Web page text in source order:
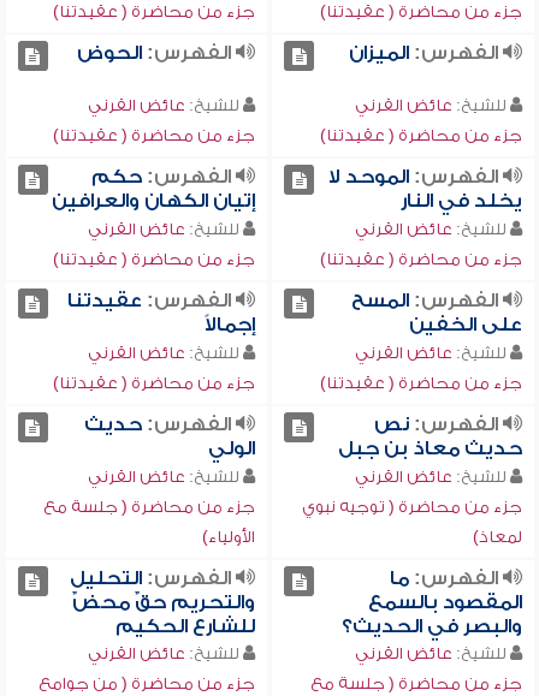
جزء من محاضرة ( عقيدتنا)
جزء من محاضرة ( عقيدتنا)
الفهرس:الميزان
للشيخ: عائض القرني
جزء من محاضرة ( عقيدتنا)
الفهرس:الحوض
للشيخ: عائض القرني
جزء من محاضرة ( عقيدتنا)
الفهرس:الموحد لا
يخلد في النار
للشيخ: عائض القرني
جزء من محاضرة ( عقيدتنا)
الفهرس:حكم
إتيان الكهان والعرافين
للشيخ: عائض القرني
جزء من محاضرة ( عقيدتنا)
الفهرس:المسح
على الخفين
للشيخ: عائض القرني
جزء من محاضرة ( عقيدتنا)
الفهرس: عقيدتنا
إجمالاً
للشيخ: عائض القرني
جزء من محاضرة ( عقيدتنا)
الفهرس:نص
حديث معاذ بن جبل
للشيخ: عائض القرني
جزء من محاضرة ( توجيه نبوي
لمعاذ)
الفهرس:حديث
الولي
للشيخ: عائض القرني
جزء من محاضرة ( جلسة مع
الأولياء)
الفهرس:ما
المقصود بالسمع
والبصر في الحديث؟
للشيخ: عائض القرني
جزء من محاضرة ( جلسة مع
الفهرس:التحليل
والتحريم حقٌ محضٌ
للشارع الحكيم
للشيخ: عائض القرني
جزء من محاضرة ( من جوامع